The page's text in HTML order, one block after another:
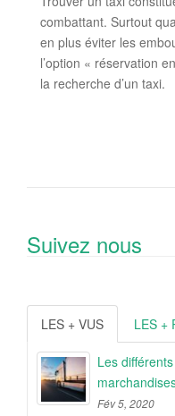
combattant. Surtout
en plus éviter les
l’option « réservation
la recherche d’un taxi.
Suivez nous
LES + VUS LES +
Les
Fév 5, 2020